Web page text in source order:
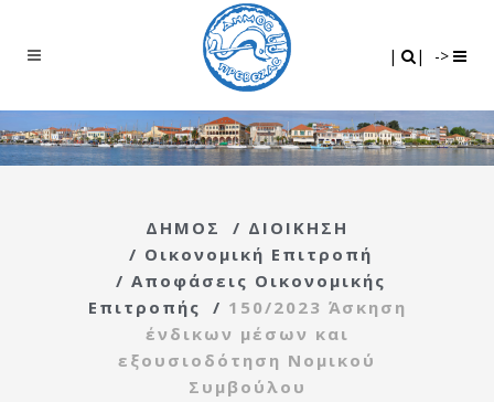
| | ->
ΔΗΜΟΣ / ΔΙΟΙΚΗΣΗ
/ Οικονομική Επιτροπή
/ Αποφάσεις Οικονομικής
Επιτροπής
/ 150/2023 Άσκηση
ένδικων μέσων και
εξουσιοδότηση Νομικού
Συμβούλου